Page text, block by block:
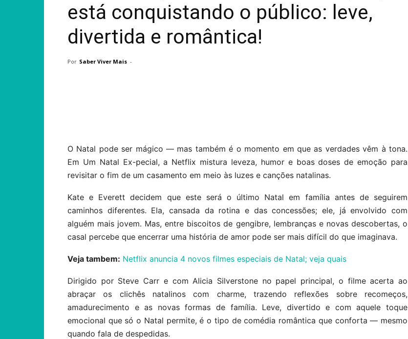
está conquistando o público: leve,
divertida e romântica!
Por Saber Viver Mais -
O Natal pode ser mágico — mas também é o momento em que as verdades vêm à tona.
Em Um Natal Ex-pecial, a Netflix mistura leveza, humor e boas doses de emoção para
revisitar o fim de um casamento em meio às luzes e canções natalinas.
Kate e Everett decidem que este será o último Natal em família antes de seguirem
caminhos diferentes. Ela, cansada da rotina e das concessões; ele, já envolvido com
alguém mais jovem. Mas, entre biscoitos de gengibre, lembranças e novas descobertas, o
casal percebe que encerrar uma história de amor pode ser mais difícil do que imaginava.
Veja tambem: Netflix anuncia 4 novos filmes especiais de Natal; veja quais
Dirigido por Steve Carr e com Alicia Silverstone no papel principal, o filme acerta ao
abraçar os clichês natalinos com charme, trazendo reflexões sobre recomeços,
amadurecimento e as novas formas de família. Leve, divertido e com aquele toque
emocional que só o Natal permite, é o tipo de comédia romântica que conforta — mesmo
quando fala de despedidas.